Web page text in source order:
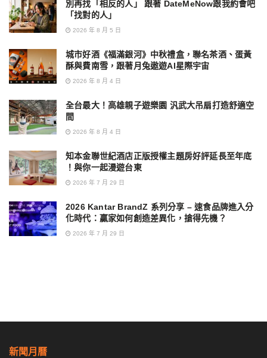
別再找「相反的人」 跟著 DateMeNow跟我約會吧
「找對的人」
2026 年 8 月 5 日
城市好酒《福滿銀河》中秋禮盒，聯名茶酒、蛋黃
酥與費南雪，跟著月兔遨遊AI星際宇宙
2026 年 8 月 4 日
全台最大！高雄親子遊樂園 汎武大吊扇打造舒適空
間
2026 年 8 月 4 日
知本金聯世紀酒店正版授權主題房好評延長至年底
！與你一起漫遊台東
2026 年 7 月 29 日
2026 Kantar BrandZ 系列分享 – 速食品牌進入分
化時代：贏家如何創造差異化，搶得先機？
2026 年 7 月 29 日
新聞月曆